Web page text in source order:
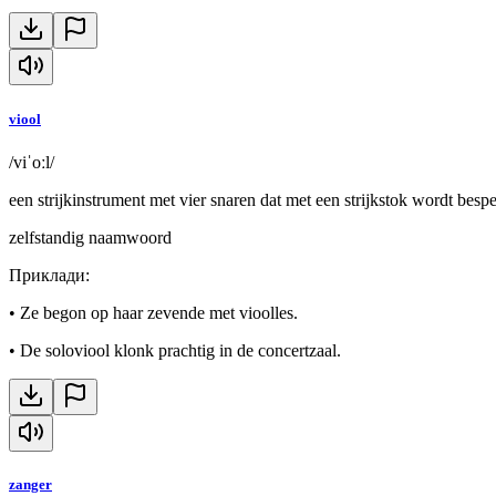
viool
/viˈoːl/
een strijkinstrument met vier snaren dat met een strijkstok wordt
zelfstandig naamwoord
Приклади:
• Ze begon op haar zevende met vioolles.
• De soloviool klonk prachtig in de concertzaal.
zanger